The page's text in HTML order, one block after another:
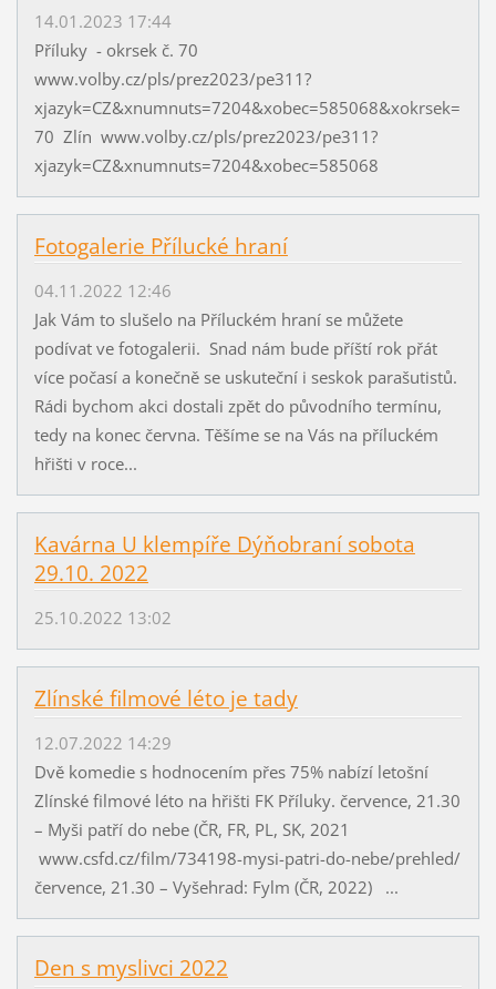
14.01.2023 17:44
Příluky - okrsek č. 70
www.volby.cz/pls/prez2023/pe311?
xjazyk=CZ&xnumnuts=7204&xobec=585068&xokrsek=
70 Zlín www.volby.cz/pls/prez2023/pe311?
xjazyk=CZ&xnumnuts=7204&xobec=585068
Fotogalerie Přílucké hraní
04.11.2022 12:46
Jak Vám to slušelo na Příluckém hraní se můžete
podívat ve fotogalerii. Snad nám bude příští rok přát
více počasí a konečně se uskuteční i seskok parašutistů.
Rádi bychom akci dostali zpět do původního termínu,
tedy na konec června. Těšíme se na Vás na příluckém
hřišti v roce...
Kavárna U klempíře Dýňobraní sobota
29.10. 2022
25.10.2022 13:02
Zlínské filmové léto je tady
12.07.2022 14:29
Dvě komedie s hodnocením přes 75% nabízí letošní
Zlínské filmové léto na hřišti FK Příluky. července, 21.30
– Myši patří do nebe (ČR, FR, PL, SK, 2021
www.csfd.cz/film/734198-mysi-patri-do-nebe/prehled/
července, 21.30 – Vyšehrad: Fylm (ČR, 2022) ...
Den s myslivci 2022